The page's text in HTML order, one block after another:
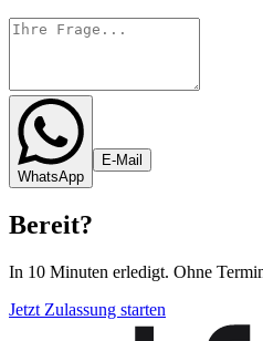
WhatsApp
E-Mail
Bereit?
In 10 Minuten erledigt. Ohne
Jetzt Zulassung starten